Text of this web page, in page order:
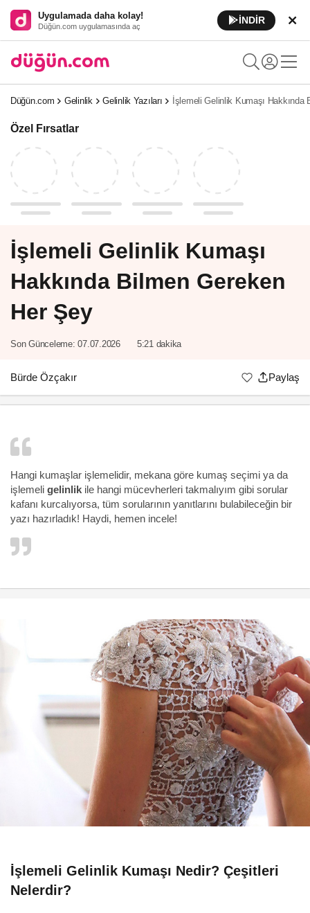
Uygulamada daha kolay!
Düğün.com uygulamasında aç
İNDİR
Düğün.com Gelinlik Gelinlik Yazıları İşlemeli Gelinlik Kumaşı
Özel Fırsatlar
İşlemeli Gelinlik Kumaşı
Hakkında Bilmen Gereken
Her Şey
Son Günceleme: 07.07.2026 5:21 dakika
Bürde Özçakır Paylaş
Hangi kumaşlar işlemelidir, mekana göre kumaş seçimi ya da
işlemeli gelinlik ile hangi mücevherleri takmalıyım gibi sorular
kafanı kurcalıyorsa, tüm sorularının yanıtlarını bulabileceğin bir
yazı hazırladık! Haydi, hemen incele!
İşlemeli Gelinlik Kumaşı Nedir? Çeşitleri
Nelerdir?